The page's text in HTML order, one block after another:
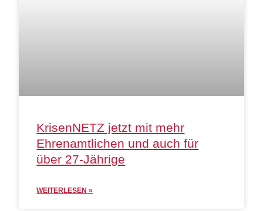
KrisenNETZ jetzt mit mehr
Ehrenamtlichen und auch für
über 27-Jährige
WEITERLESEN »